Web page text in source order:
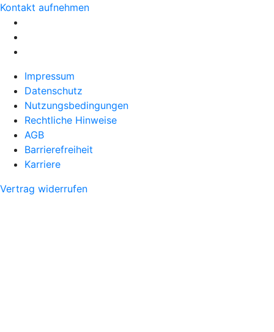
Kontakt aufnehmen
Impressum
Datenschutz
Nutzungsbedingungen
Rechtliche Hinweise
AGB
Barrierefreiheit
Karriere
Vertrag widerrufen